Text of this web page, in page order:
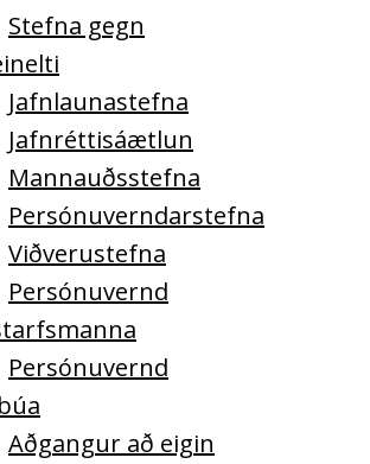
Stefna gegn
Jafnlaunastefna
Jafnréttisáætlun
Mannauðsstefna
Persónuverndarstefna
Viðverustefna
Persónuvernd
Persónuvernd
Aðgangur að eigin